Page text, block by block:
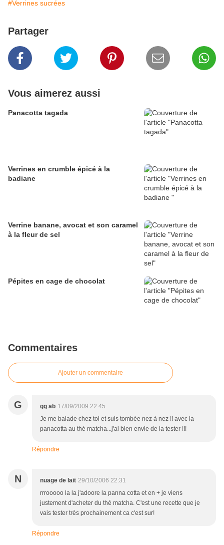
#Verrines sucrées
Partager
Vous aimerez aussi
Panacotta tagada
Verrines en crumble épicé à la
badiane
Verrine banane, avocat et son caramel
à la fleur de sel
Pépites en cage de chocolat
Commentaires
Ajouter un commentaire
G gg ab 17/09/2009 22:45
Je me balade chez toi et suis tombée nez à nez !! avec la
panacotta au thé matcha...j'ai bien envie de la tester !!!
Répondre
N nuage de lait 29/10/2006 22:31
rrrooooo la la j'adoore la panna cotta et en + je viens
justement d'acheter du thé matcha. C'est une recette que je
vais tester très prochainement ca c'est sur!
Répondre